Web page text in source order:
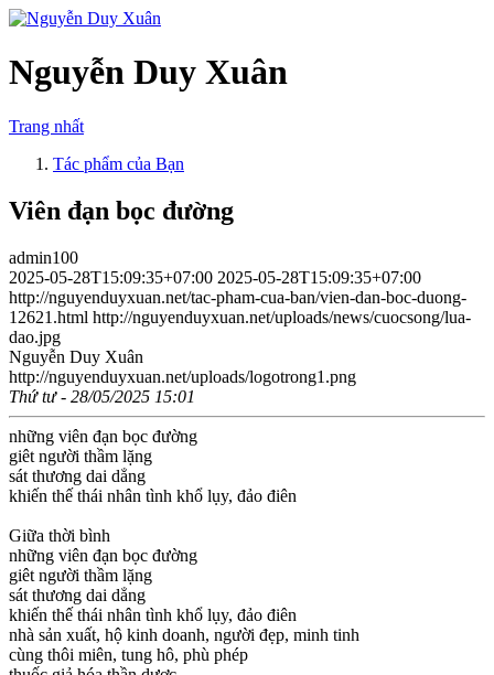
Nguyễn Duy Xuân
Trang nhất
Tác phẩm của Bạn
Viên đạn bọc đường
admin100
2025-05-28T15:09:35+07:00 2025-05-28T15:09:35+07:00
http://nguyenduyxuan.net/tac-pham-cua-ban/vien-dan-boc-duong-
12621.html http://nguyenduyxuan.net/uploads/news/cuocsong/lua-
dao.jpg
Nguyễn Duy Xuân
http://nguyenduyxuan.net/uploads/logotrong1.png
Thứ tư - 28/05/2025 15:01
những viên đạn bọc đường
giêt người thầm lặng
sát thương dai dẳng
khiến thế thái nhân tình khổ lụy, đảo điên
Giữa thời bình
những viên đạn bọc đường
giêt người thầm lặng
sát thương dai dẳng
khiến thế thái nhân tình khổ lụy, đảo điên
nhà sản xuất, hộ kinh doanh, người đẹp, minh tinh
cùng thôi miên, tung hô, phù phép